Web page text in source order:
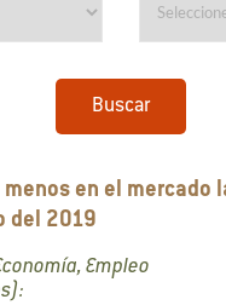
Buscar
menos en el mercado
del 2019
Empleo